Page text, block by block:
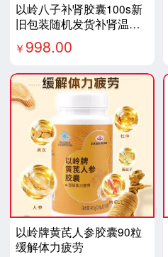
以岭八子补肾胶囊100s新
旧包装随机发货补肾温阳
腰膝酸软头晕耳鸣神疲健
忘体倦乏力畏寒肢冷
￥998.00
以岭牌黄芪人参胶囊90粒
缓解体力疲劳